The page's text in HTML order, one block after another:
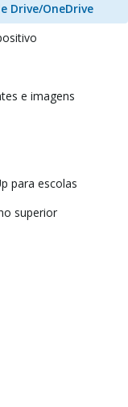
Drive/OneDrive
e imagens
para escolas
superior